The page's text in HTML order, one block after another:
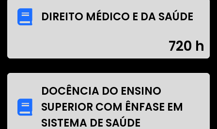
DIREITO MÉDICO E DA SAÚDE
720 h
DOCÊNCIA DO ENSINO
SUPERIOR COM ÊNFASE EM
SISTEMA DE SAÚDE